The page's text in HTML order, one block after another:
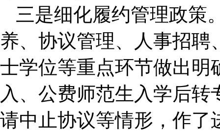
三是细化履约管理政策
养、协议管理、人事招
士学位等重点环节做出明
入、公费师范生入学后
请中止协议等情形，作了